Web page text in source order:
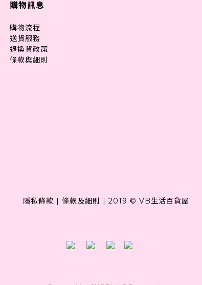
購物訊息
購物流程
送貨服務
退換貨政策
條款與細則
隱私條款 條款及細則 2019 © VB生活百貨屋